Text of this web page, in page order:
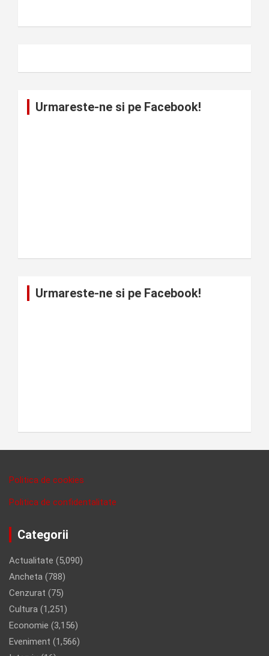
Urmareste-ne si pe Facebook!
Urmareste-ne si pe Facebook!
Politica de cookies
Politica de confidentalitate
Categorii
Actualitate (5,090)
Ancheta (788)
Cenzurat (75)
Cultura (1,251)
Economie (3,156)
Eveniment (1,566)